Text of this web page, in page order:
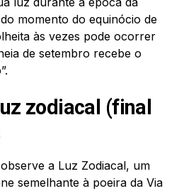
momento do equinócio de
às vezes pode ocorrer
de setembro recebe o
zodiacal (final
a Luz Zodiacal, um
semelhante à poeira da Via